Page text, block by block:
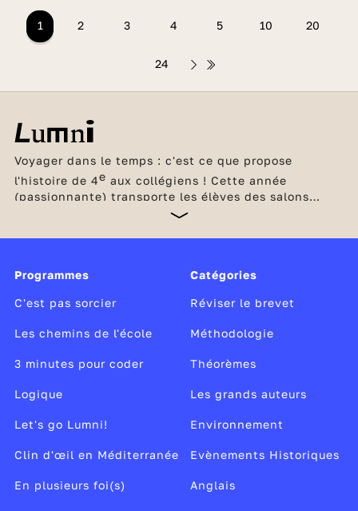
1 2 3 4 5 10 20
24
Voyager dans le temps : c'est ce que propose
l'histoire de 4e aux collégiens ! Cette année
(passionnante) transporte les élèves des salons
philosophiques du XVIIIe siècle aux bouleversements
Programmes
C'est pas sorcier
Les chemins de l'école
3 minutes pour coder
Logique
Let's go Lumni!
Clin d'œil en Méditerranée
En plusieurs foi(s)
Catégories
Réviser le brevet
Méthodologie
Théorèmes
Les grands auteurs
Environnement
Evènements Historiques
Anglais